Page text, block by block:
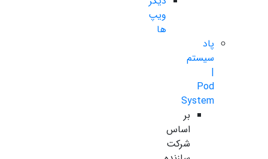
ویپ
ها
پاد
سیستم
|
Pod
System
بر
اساس
شرکت